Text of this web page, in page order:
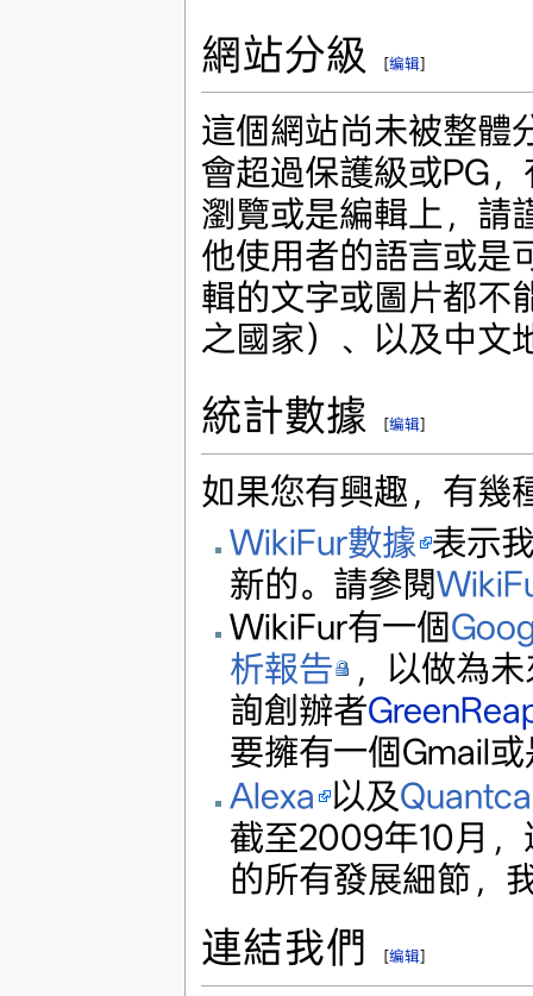
網站分級 [编辑]
這個網站尚未被整體
會超過保護級或PG
瀏覽或是編輯上，請
他使用者的語言或是
輯的文字或圖片都不
之國家）、以及中文
統計數據 [编辑]
如果您有興趣，有幾
WikiFur數據 表示
新的。請參閱
WikiFur有一個
析報告
，以做為
詢創辦者
要擁有一個Gmail或
Alexa 以及
截至2009年10月
的所有發展細節，
連結我們 [编辑]